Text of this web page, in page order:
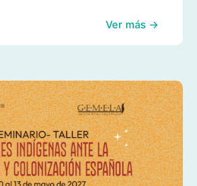
Ver más →